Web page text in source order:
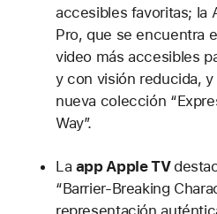
accesibles favoritas; la
Pro, que se encuentra
video más accesibles
y con visión reducida,
nueva colección
Way”.
La app Apple TV
“Barrier-Breaking